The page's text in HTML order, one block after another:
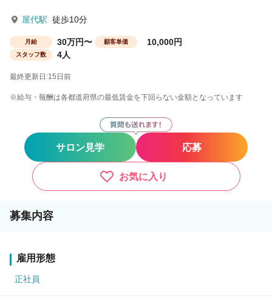
屋代駅 徒歩10分
月給 30万円〜 顧客単価 10,000円
スタッフ数 4人
最終更新日:15日前
※給与・報酬は各都道府県の最低賃金を下回らない金額となっています
サロン見学 応募
お気に入り
募集内容
雇用形態
正社員